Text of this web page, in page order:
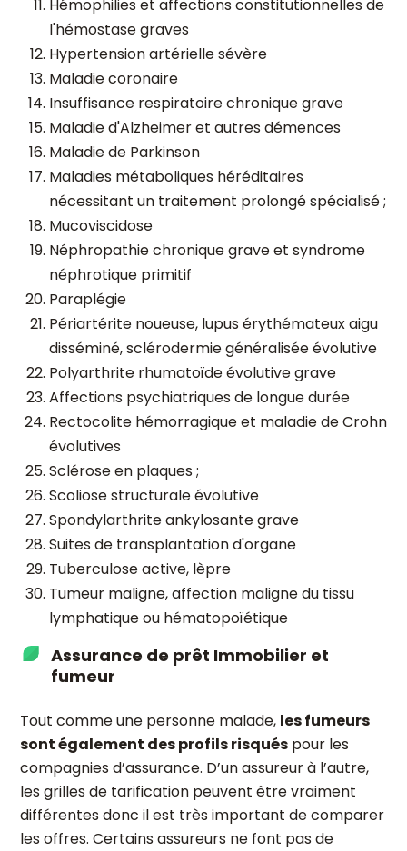
Hémophilies et affections constitutionnelles de
l'hémostase graves
Hypertension artérielle sévère
Maladie coronaire
Insuffisance respiratoire chronique grave
Maladie d'Alzheimer et autres démences
Maladie de Parkinson
Maladies métaboliques héréditaires
nécessitant un traitement prolongé spécialisé ;
Mucoviscidose
Néphropathie chronique grave et syndrome
néphrotique primitif
Paraplégie
Périartérite noueuse, lupus érythémateux aigu
disséminé, sclérodermie généralisée évolutive
Polyarthrite rhumatoïde évolutive grave
Affections psychiatriques de longue durée
Rectocolite hémorragique et maladie de Crohn
évolutives
Sclérose en plaques ;
Scoliose structurale évolutive
Spondylarthrite ankylosante grave
Suites de transplantation d'organe
Tuberculose active, lèpre
Tumeur maligne, affection maligne du tissu
lymphatique ou hématopoïétique
Assurance de prêt Immobilier et
fumeur
Tout comme une personne malade, les fumeurs
sont également des profils risqués pour les
compagnies d’assurance. D’un assureur à l’autre,
les grilles de tarification peuvent être vraiment
différentes donc il est très important de comparer
les offres. Certains assureurs ne font pas de